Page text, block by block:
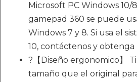
Microsoft PC Windows 10/
gamepad 360 se puede
Windows 7 y 8. Si usa el
10, contáctenos y
?【Diseño ergonomico】
tamaño que el original